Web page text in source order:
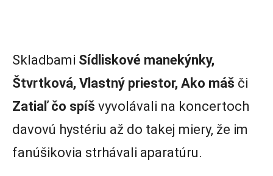
Skladbami Sídliskové manekýnky,
Štvrtková, Vlastný priestor, Ako máš či
Zatiaľ čo spíš vyvolávali na koncertoch
davovú hystériu až do takej miery, že im
fanúšikovia strhávali aparatúru.